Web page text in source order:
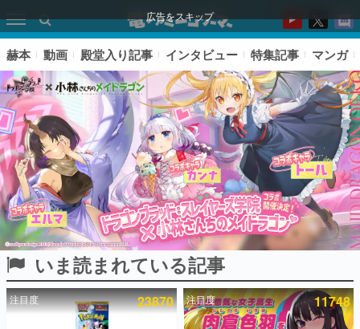
広告をスキップ
ピックアップ
電ファミのいま読まれている記事ランキング
赫本 動画 殿堂入り記事 インタビュー 特集記事 マンガ
いま読まれている記事
注目度 23870 注目度 11748